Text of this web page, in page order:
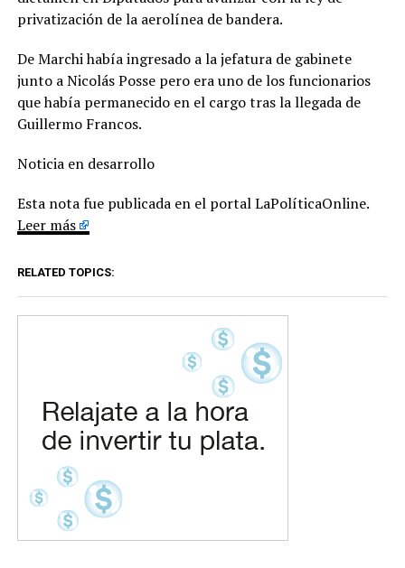
privatización de la aerolínea de bandera.
De Marchi había ingresado a la jefatura de gabinete
junto a Nicolás Posse pero era uno de los funcionarios
que había permanecido en el cargo tras la llegada de
Guillermo Francos.
Noticia en desarrollo
Esta nota fue publicada en el portal LaPolíticaOnline.
Leer más
RELATED TOPICS: